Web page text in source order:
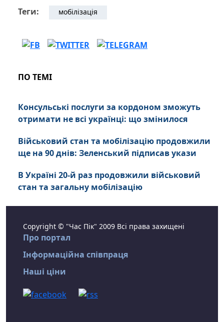
Теги: мобілізація
ПО ТЕМІ
Консульські послуги за кордоном зможуть
отримати не всі українці: що змінилося
Військовий стан та мобілізацію продовжили
ще на 90 днів: Зеленський підписав укази
В Україні 20-й раз продовжили військовий
стан та загальну мобілізацію
Copyright © "Час Пік" 2009 Всі права захищені
Про портал
Інформаційна співпраця
Наші ціни